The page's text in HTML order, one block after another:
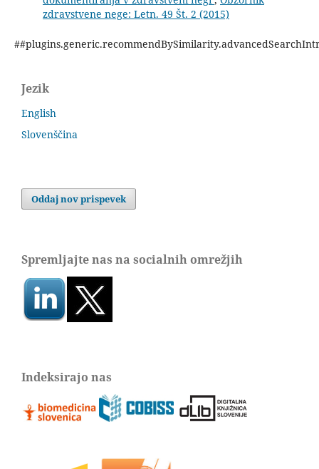
zdravstvene nege: Letn. 49 Št. 2 (2015)
Jezik
English
Slovenščina
Oddaj nov prispevek
Spremljajte nas na socialnih omrežjih
Indeksirajo nas